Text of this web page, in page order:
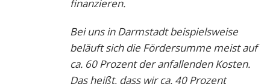
finanzieren.
Bei uns in Darmstadt beispielsweise
beläuft sich die Fördersumme meist auf
ca. 60 Prozent der anfallenden Kosten.
Das heißt, dass wir ca. 40 Prozent